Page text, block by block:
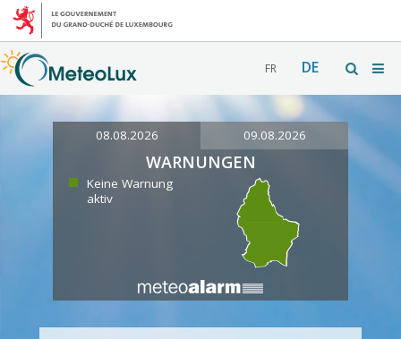
FR DE
08.08.2026 09.08.2026
WARNUNGEN
Keine Warnung
aktiv